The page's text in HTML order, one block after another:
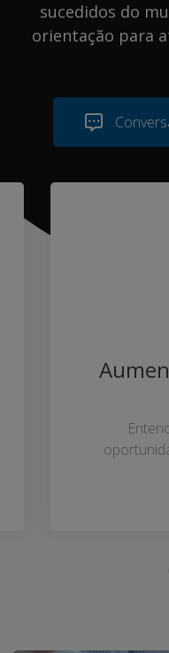
sucedidos do
orientação para
Aumente
Entenda
oportunidades